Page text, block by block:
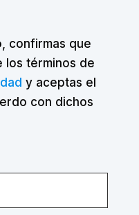
confirmas que
los términos de
y aceptas el
con dichos